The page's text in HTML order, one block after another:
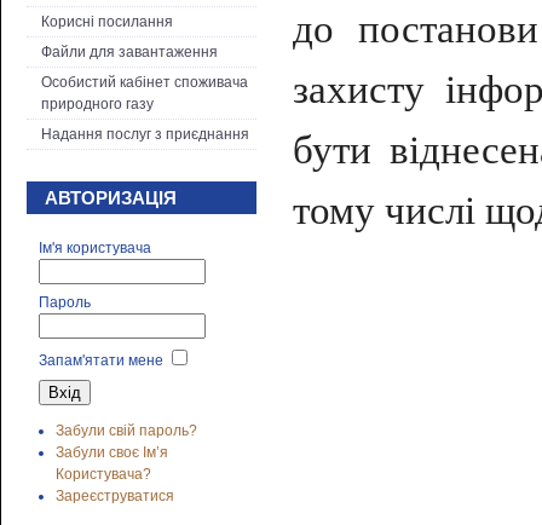
Корисні посилання
Файли для завантаження
Особистий кабінет споживача
природного газу
Надання послуг з приєднання
АВТОРИЗАЦІЯ
Ім'я користувача
Пароль
Запам'ятати мене
Забули свій пароль?
Забули своє Ім’я
Користувача?
Зареєструватися
до
захисту
бути
тому числі